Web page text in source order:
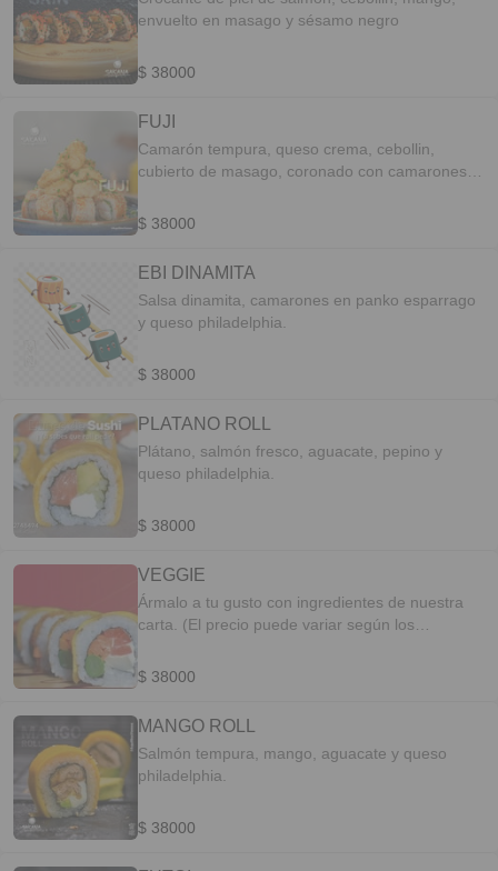
envuelto en masago y sésamo negro
$ 38000
FUJI
Camarón tempura, queso crema, cebollin,
cubierto de masago, coronado con camarones
$ 38000
EBI DINAMITA
Salsa dinamita, camarones en panko esparrago
y queso philadelphia.
$ 38000
PLATANO ROLL
Plátano, salmón fresco, aguacate, pepino y
queso philadelphia.
$ 38000
VEGGIE
Ármalo a tu gusto con ingredientes de nuestra
carta. (El precio puede variar según los
$ 38000
MANGO ROLL
Salmón tempura, mango, aguacate y queso
philadelphia.
$ 38000